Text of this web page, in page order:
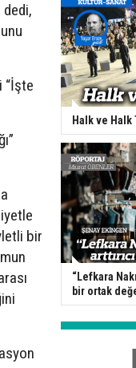
dedi,
“İşte
bir
Halk ve
“Lefkara
bir ortak